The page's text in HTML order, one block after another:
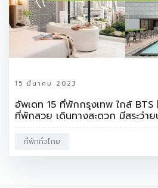
15 มีนาคม 2023
อัพเดท 15 ที่พักกรุงเทพ ใกล้
ที่พักสวย เดินทางสะดวก มีสระว่าย
ที่พักทั่วไทย